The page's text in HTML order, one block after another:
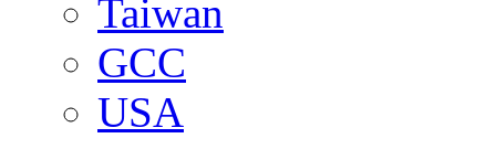
Taiwan
GCC
USA